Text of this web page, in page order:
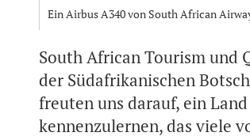
Ein Airbus A340 von South African
South African Tourism und
der Südafrikanischen
freuten uns darauf, ein
kennenzulernen, das viele